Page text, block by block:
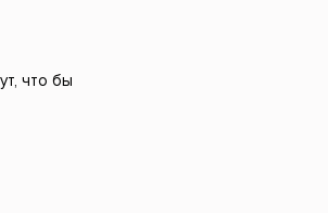
что бы